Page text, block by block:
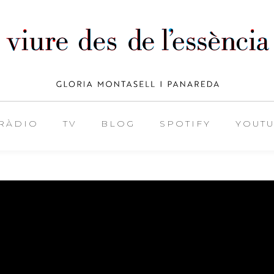
TV BLOG SPOTIFY